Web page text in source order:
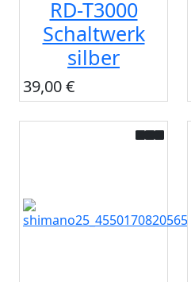
RD-T3000
Schaltwerk
silber
39,00 €